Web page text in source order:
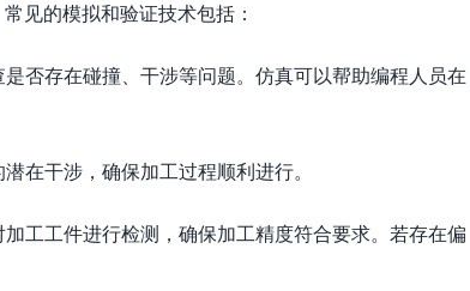
见的模拟和验证技术包括：
否存在碰撞、干涉等问题。仿真可以帮助编程人员在
在干涉，确保加工过程顺利进行。
工工件进行检测，确保加工精度符合要求。若存在偏